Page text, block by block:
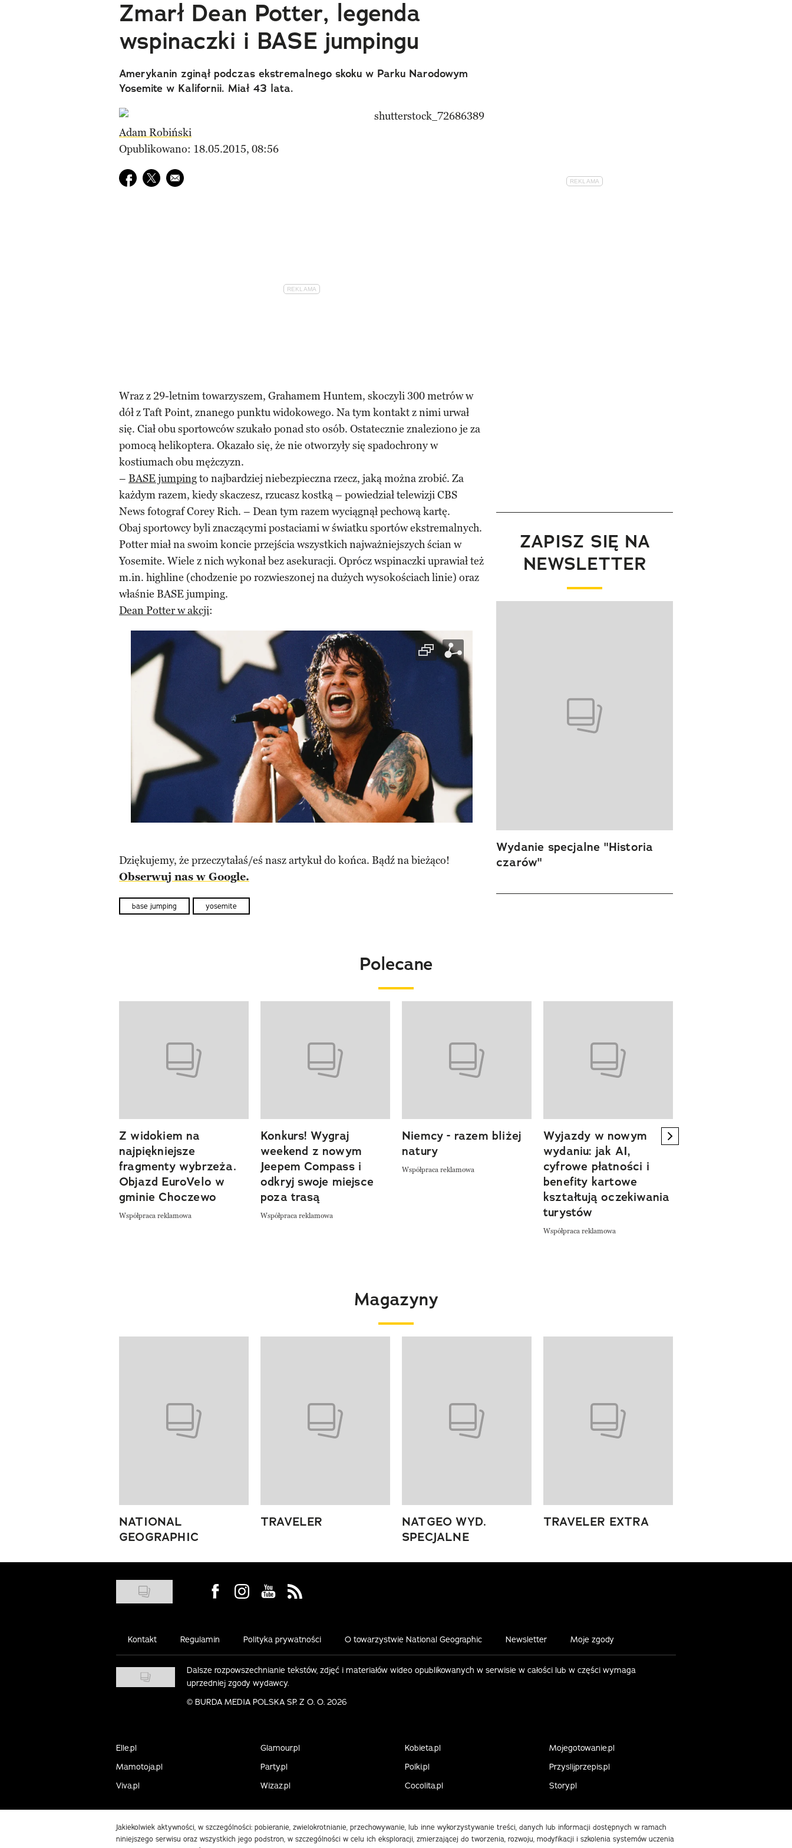
Zmarł Dean Potter, legenda
wspinaczki i BASE jumpingu
Amerykanin zginął podczas ekstremalnego skoku w Parku Narodowym
Yosemite w Kalifornii. Miał 43 lata.
Adam Robiński
Opublikowano: 18.05.2015, 08:56
Udostępnij na facebook
Udostępnij na twitter
E-mail do przyjaciela
Wraz z 29-letnim towarzyszem, Grahamem Huntem, skoczyli 300 metrów w
dół z Taft Point, znanego punktu widokowego. Na tym kontakt z nimi urwał
się. Ciał obu sportowców szukało ponad sto osób. Ostatecznie znaleziono je za
pomocą helikoptera. Okazało się, że nie otworzyły się spadochrony w
kostiumach obu mężczyzn.
– BASE jumpingto najbardziej niebezpieczna rzecz, jaką można zrobić. Za
każdym razem, kiedy skaczesz, rzucasz kostką – powiedział telewizji CBS
News fotograf Corey Rich. – Dean tym razem wyciągnął pechową kartę.
Obaj sportowcy byli znaczącymi postaciami w światku sportów ekstremalnych.
Potter miał na swoim koncie przejścia wszystkich najważniejszych ścian w
Yosemite. Wiele z nich wykonał bez asekuracji. Oprócz wspinaczki uprawiał też
m.in. highline (chodzenie po rozwieszonej na dużych wysokościach linie) oraz
właśnie BASE jumping.
Dean Potter w akcji:
Dziękujemy, że przeczytałaś/eś nasz artykuł do końca. Bądź na bieżąco!
Obserwuj nas w Google.
base jumping yosemite
ZAPISZ SIĘ NA
NEWSLETTER
Wydanie specjalne "Historia
czarów"
Polecane
previous element
Z widokiem na
najpiękniejsze
fragmenty wybrzeża.
Objazd EuroVelo w
gminie Choczewo
Współpraca reklamowa
Konkurs! Wygraj
weekend z nowym
Jeepem Compass i
odkryj swoje miejsce
poza trasą
Współpraca reklamowa
Niemcy - razem bliżej
natury
Współpraca reklamowa
Wyjazdy w nowym
wydaniu: jak AI,
cyfrowe płatności i
benefity kartowe
kształtują oczekiwania
turystów
Współpraca reklamowa
next element
Magazyny
NATIONAL
GEOGRAPHIC
TRAVELER
NATGEO WYD.
SPECJALNE
TRAVELER EXTRA
Visit us on Facebook
Visit us on Instagram
Visit us on Youtube
Visit us on Rss
Kontakt Regulamin Polityka prywatności O towarzystwie National Geographic Newsletter Moje zgody
Dalsze rozpowszechnianie tekstów, zdjęć i materiałów wideo opublikowanych w serwisie w całości lub w części wymaga
uprzedniej zgody wydawcy.
© BURDA MEDIA POLSKA SP. Z O. O. 2026
Elle.pl Glamour.pl Kobieta.pl
Mojegotowanie.pl
Mamotoja.pl
Party.pl Polki.pl
Przyslijprzepis.pl
Viva.pl
Wizaz.pl Cocolita.pl Story.pl
Jakiekolwiek aktywności, w szczególności: pobieranie, zwielokrotnianie, przechowywanie, lub inne wykorzystywanie treści, danych lub informacji dostępnych w ramach
niniejszego serwisu oraz wszystkich jego podstron, w szczególności w celu ich eksploracji, zmierzającej do tworzenia, rozwoju, modyfikacji i szkolenia systemów uczenia